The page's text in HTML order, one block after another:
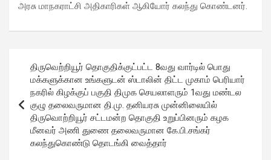
அரசு மாநகராட்சி அதிகாரிகள் ஆகியோர் கலந்து கொண்டனர்.
navigation
திருவெற்றியூர் தொகுதிக்குட்பட்ட 8வது வார்டில் பொது
மக்களுக்கான உங்களுடன் ஸ்டாலின் திட்ட முகாம் பெரியார்
நகரில் கிழக்குப் பகுதி திமுக செயலாளரும் 1வது மண்டல
குழு தலைவருமான தி.மு. தனியரசு முன்னிலையில்
திருவொற்றியூர் சட்டமன்ற தொகுதி உறுப்பினரும் கழக
மீனவர் அணி துணை தலைவருமான கே.பி.சங்கர்
கலந்துகொண்டு தொடங்கி வைத்தார்